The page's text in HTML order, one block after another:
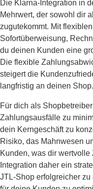
Die Klarna-Integration in
Mehrwert, der sowohl dir
zugutekommt. Mit
Sofortüberweisung,
du deinen Kunden eine
Die flexible
steigert die
langfristig an deinen Shop.
Für dich als
Zahlungsausfälle zu
dein Kerngeschäft zu
Risiko, das Mahnwesen
Kunden, was dir
Integration daher ein
JTL-Shop erfolgreicher